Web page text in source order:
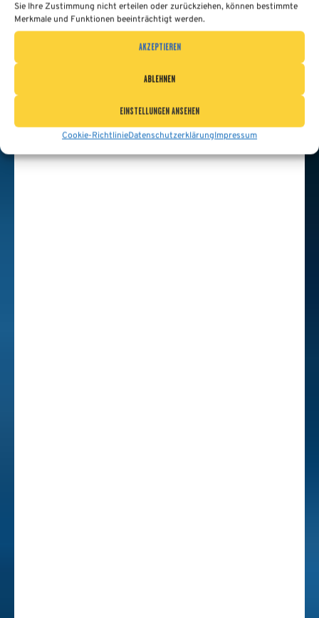
Sie Ihre Zustimmung nicht erteilen oder zurückziehen, können bestimmte
Merkmale und Funktionen beeinträchtigt werden.
AKZEPTIEREN
ABLEHNEN
EINSTELLUNGEN ANSEHEN
Cookie-RichtlinieDatenschutzerklärungImpressum